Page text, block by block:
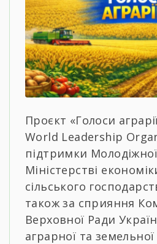
Проєкт «Голоси
World Leadership
підтримки
Міністерстві
сільського
також за сприяння
Верховної Ради
аграрної та